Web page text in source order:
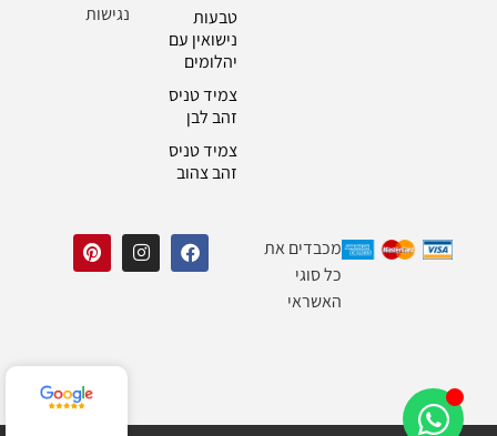
טבעות
נישואין עם
יהלומים
צמיד טניס
זהב לבן
צמיד טניס
זהב צהוב
נגישות
מכבדים את
כל סוגי
האשראי